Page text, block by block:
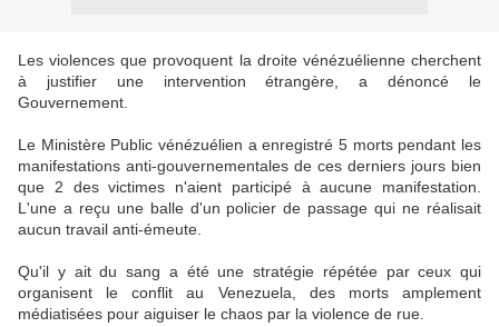
Les violences que provoquent la droite vénézuélienne cherchent
à justifier une intervention étrangère, a dénoncé le
Gouvernement.
Le Ministère Public vénézuélien a enregistré 5 morts pendant les
manifestations anti-gouvernementales de ces derniers jours bien
que 2 des victimes n'aient participé à aucune manifestation.
L'une a reçu une balle d'un policier de passage qui ne réalisait
aucun travail anti-émeute.
Qu'il y ait du sang a été une stratégie répétée par ceux qui
organisent le conflit au Venezuela, des morts amplement
médiatisées pour aiguiser le chaos par la violence de rue.